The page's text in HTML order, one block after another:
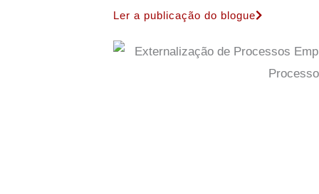
Ler a publicação do blogue